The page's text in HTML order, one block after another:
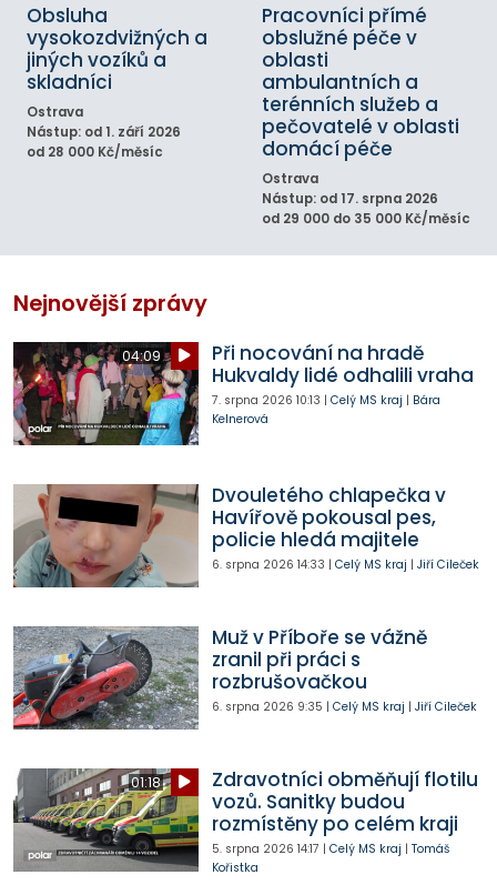
Obsluha
vysokozdvižných a
jiných vozíků a
skladníci
Ostrava
Nástup: od 1. září 2026
od 28 000 Kč/měsíc
Pracovníci přímé
obslužné péče v
oblasti
ambulantních a
terénních služeb a
pečovatelé v oblasti
domácí péče
Ostrava
Nástup: od 17. srpna 2026
od 29 000 do 35 000 Kč/měsíc
Nejnovější zprávy
04:09
Při nocování na hradě
Hukvaldy lidé odhalili vraha
7. srpna 2026 10:13 | Celý MS kraj | Bára
Kelnerová
Dvouletého chlapečka v
Havířově pokousal pes,
policie hledá majitele
6. srpna 2026 14:33 | Celý MS kraj | Jiří Cileček
Muž v Příboře se vážně
zranil při práci s
rozbrušovačkou
6. srpna 2026 9:35 | Celý MS kraj | Jiří Cileček
01:18
Zdravotníci obměňují flotilu
vozů. Sanitky budou
rozmístěny po celém kraji
5. srpna 2026 14:17 | Celý MS kraj | Tomáš
Kořistka